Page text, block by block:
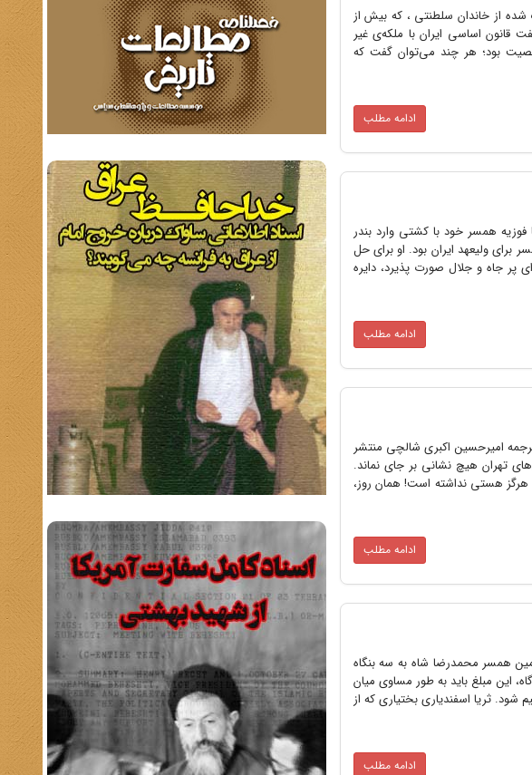
شده از خاندان سلطنتی ، که بیش از
اساسی ایران با ملکه‌ی غیر
زیبا و به قول برخی با شخصیت بود؛ هر چند می‌توان گفت که
ادامه مطلب
با فوزیه همسر خود با کشتی وارد بندر
ولیعهد ایران بود. او برای حل
پر جاه و جلال صورت پذیرد، دایره
ادامه مطلب
امیرحسین اکبری شالچی منتشر
تهران هیچ نشانی بر جای نماند.
هرگز هستی نداشته است!‌‌ همان روز،
ادامه مطلب
ثریا اسفندیاری، دومین همسر محمدرضا شاه به سه بنگاه
گزارش داد که بر اساس رای دادگاه، این مبلغ باید به طور مساوی میان
ثریا اسفندیاری بختیاری که از
ادامه مطلب